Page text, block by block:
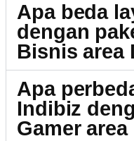
Apa beda
dengan
Bisnis area
Apa
Indibiz
Gamer